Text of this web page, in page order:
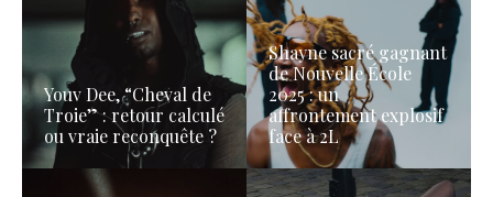
Youv Dee, “Cheval de
Troie” : retour calculé
ou vraie reconquête ?
Shayne sacré gagnant
de Nouvelle École
2025 : un
affrontement explosif
face à 2L